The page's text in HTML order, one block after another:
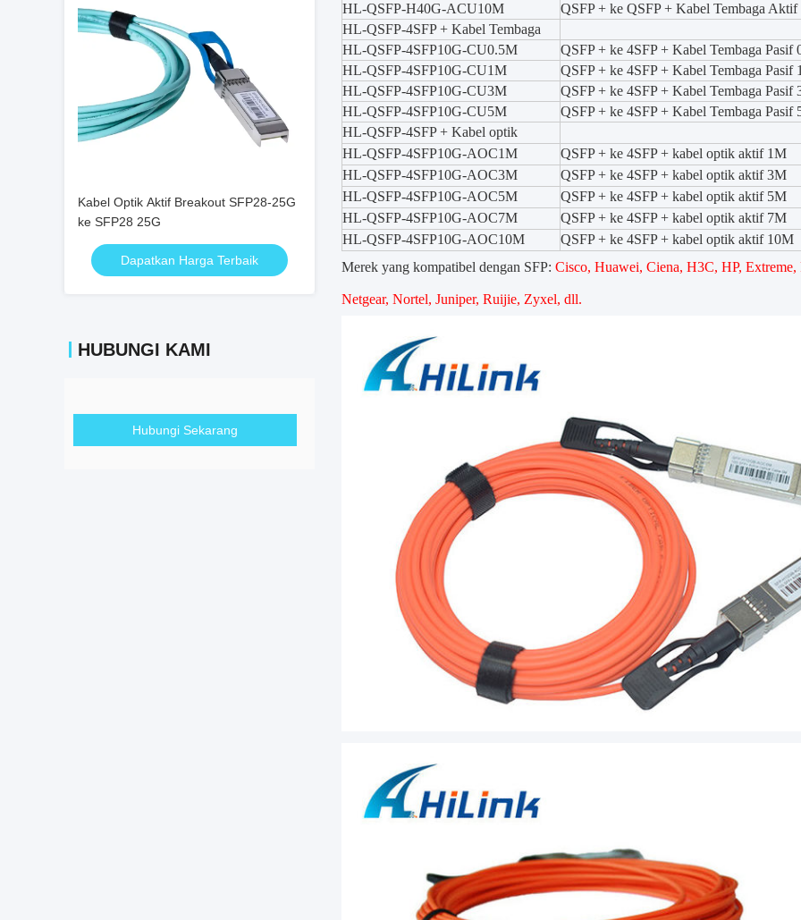
Kabel Optik Aktif Breakout SFP28-25G
ke SFP28 25G
Dapatkan Harga Terbaik
HUBUNGI KAMI
Hubungi Sekarang
HL-QSFP-H40G-ACU10M
QSFP + ke QSFP + Kabel Tembaga Aktif
HL-QSFP-4SFP + Kabel Tembaga
HL-QSFP-4SFP10G-CU0.5M
QSFP + ke 4SFP + Kabel Tembaga Pasif
HL-QSFP-4SFP10G-CU1M
QSFP + ke 4SFP + Kabel Tembaga Pasif
HL-QSFP-4SFP10G-CU3M
QSFP + ke 4SFP + Kabel Tembaga Pasif
HL-QSFP-4SFP10G-CU5M
QSFP + ke 4SFP + Kabel Tembaga Pasif
HL-QSFP-4SFP + Kabel optik
HL-QSFP-4SFP10G-AOC1M
QSFP + ke 4SFP + kabel optik aktif 1M
HL-QSFP-4SFP10G-AOC3M
QSFP + ke 4SFP + kabel optik aktif 3M
HL-QSFP-4SFP10G-AOC5M
QSFP + ke 4SFP + kabel optik aktif 5M
HL-QSFP-4SFP10G-AOC7M
QSFP + ke 4SFP + kabel optik aktif 7M
HL-QSFP-4SFP10G-AOC10M
QSFP + ke 4SFP + kabel optik aktif 10M
Merek yang kompatibel dengan SFP: Cisco, Huawei, Ciena, H3C, HP,
Netgear, Nortel, Juniper, Ruijie, Zyxel, dll.